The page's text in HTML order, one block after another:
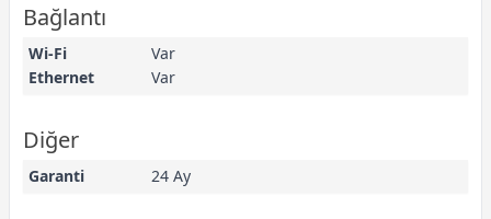
Bağlantı
Wi-Fi
Var
Ethernet
Var
Diğer
Garanti 24 Ay